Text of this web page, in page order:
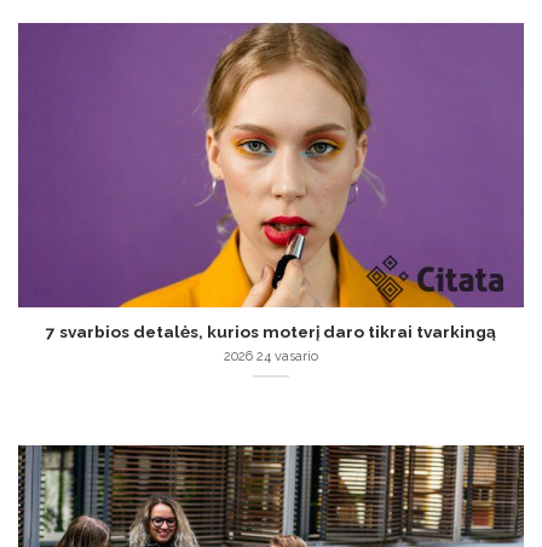
7 svarbios detalės, kurios moterį daro tikrai tvarkingą
2026 24 vasario